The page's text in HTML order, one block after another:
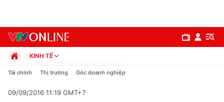
KINH TẾ
Chính trị
Pháp luật
Tài chính Thị trường Góc doanh nghiệp
09/09/2016 11:19 GMT+7